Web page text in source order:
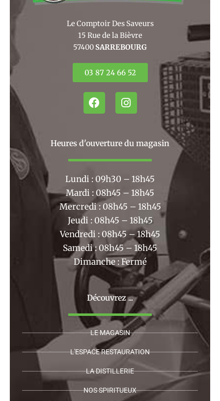
Le Comptoir Des Saveurs
15 Rue de la Bièvre
57400 SARREBOURG
03 87 24 66 52
F
a
b
o
k
I
n
a
r
m
Heures d'ouverture du magasin
Lundi : 09h30 – 18h45
Mardi : 08h45 – 18h45
Mercredi : 08h45 – 18h45
Jeudi : 08h45 – 18h45
Vendredi : 08h45 – 18h45
Samedi : 08h45 – 18h45
Dimanche : Fermé
Découvrez ...
LE MAGASIN
L'ESPACE RESTAURATION
LA DISTILLERIE
NOS SPIRITUEUX